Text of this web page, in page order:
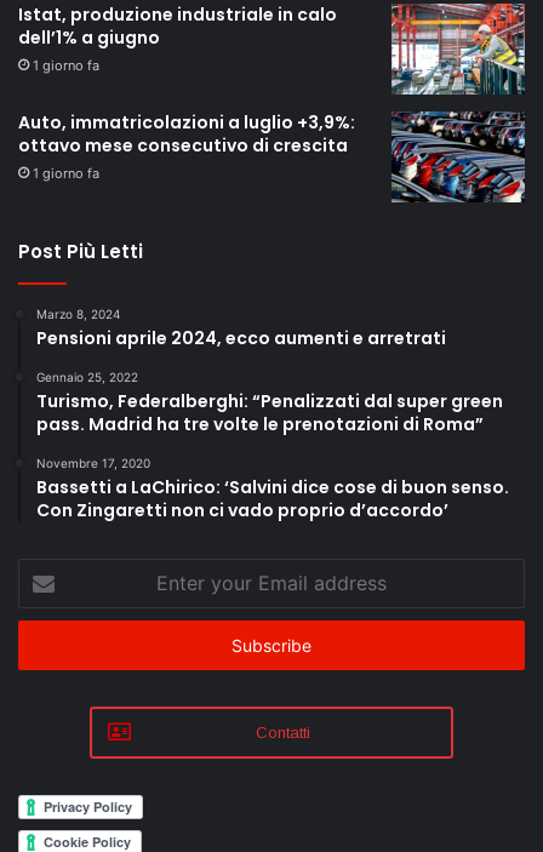
Istat, produzione industriale in calo
dell’1% a giugno
1 giorno fa
Auto, immatricolazioni a luglio +3,9%:
ottavo mese consecutivo di crescita
1 giorno fa
Post Più Letti
Marzo 8, 2024
Pensioni aprile 2024, ecco aumenti e arretrati
Gennaio 25, 2022
Turismo, Federalberghi: “Penalizzati dal super green
pass. Madrid ha tre volte le prenotazioni di Roma”
Novembre 17, 2020
Bassetti a LaChirico: ‘Salvini dice cose di buon senso.
Con Zingaretti non ci vado proprio d’accordo’
your
Email
Contatti